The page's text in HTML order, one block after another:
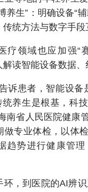
养生”：明确设备“
统方法与数字手段
领域也应加强“赛
读智能设备数据、
患者，智能设备
统养生是根基，科
南省人民医院健康
做专业体检，以体
趋势进行健康管
，到医院的AI辨识